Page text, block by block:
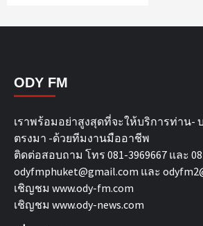
ODY FM
เราพร้อมอย่าสูงสุดที่จะให้บริการท่าน-
ตรงมา -ด้วยทีมงานมืออาชีพ
ติดต่อสอบถาม โทร 081-3969667 และ
odyfmphuket@gmail.com และ
เชิญชม www.ody-fm.com
เชิญชม www.ody-news.com